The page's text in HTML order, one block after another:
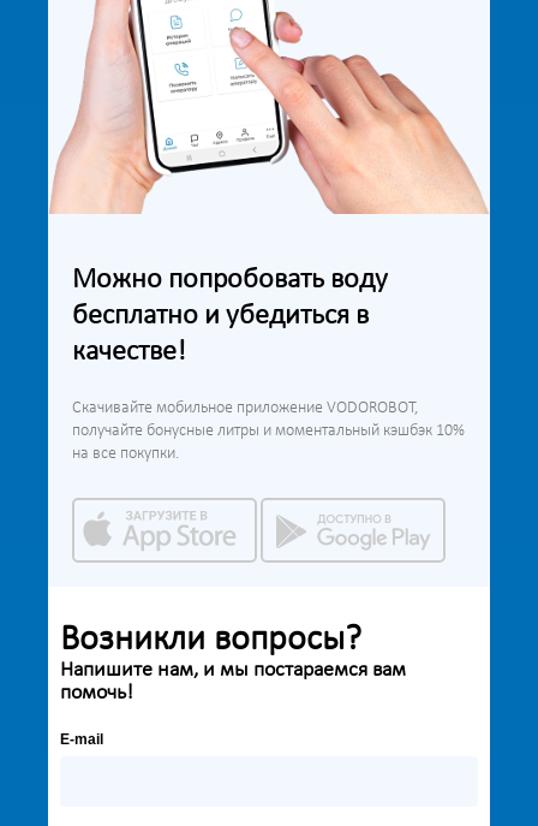
Можно попробовать воду
бесплатно и убедиться в
качестве!
Скачивайте мобильное приложение VODOROBOT,
получайте бонусные литры и моментальный кэшбэк 10%
на все покупки.
Возникли вопросы?
Напишите нам, и мы постараемся вам
помочь!
E-mail